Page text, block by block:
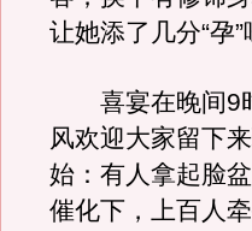
让她添了几分“孕”
喜宴在晚间9时
风欢迎大家留下
始：有人拿起脸
催化下，上百人